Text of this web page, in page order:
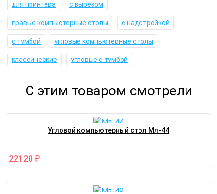
для принтера с вырезом
правые компьютерные столы с надстройкой
с тумбой угловые компьютерные столы
классические угловые с тумбой
С этим товаром смотрели
Угловой компьютерный стол Мл-44
22120 ₽